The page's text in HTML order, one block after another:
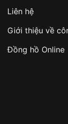
sản
hàng
Số tiền
✔️ Đảm
✔️ Hạn
Liên hệ
Giới thiệu về
Đồng hồ Online